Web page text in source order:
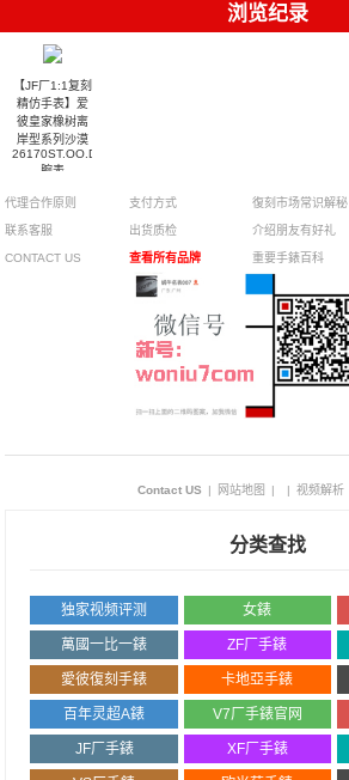
浏览纪录
【JF厂1:1复刻
精仿手表】爱
彼皇家橡树离
岸型系列沙漠
26170ST.OO.D091CR.01
腕表
代理合作原则
联系客服
CONTACT US
支付方式
出货质检
查看所有品牌
復刻市场常识解秘
介绍朋友有好礼
重要手錶百科
Contact US | 网站地图 | | 视频解析
分类查找
独家视频评测 女錶
萬國一比一錶 ZF厂手錶
愛彼復刻手錶 卡地亞手錶
百年灵超A錶 V7厂手錶官网
JF厂手錶 XF厂手錶